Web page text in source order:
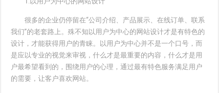
很多的企业仍停留在“公司介绍、产品展示、在线订单、联系
我们”的老套路上。殊不知以用户为中心的网站设计才是有特色的
设计，才能获得用户的青睐。以用户为中心并不是一个口号，而
是应以专业的视觉来审视，什么才是最重要的内容，什么才是用
户最希望看到的，围绕用户的心理，通过最有特色服务满足用户
的需要，让客户喜欢网站。